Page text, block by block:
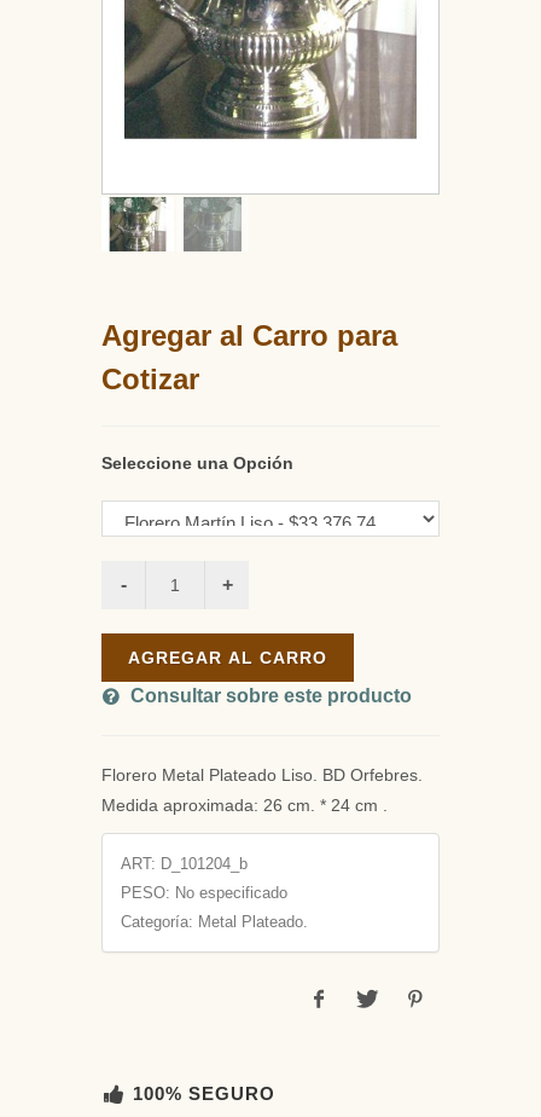
Agregar al Carro para
Cotizar
Seleccione una Opción
AGREGAR AL CARRO
Consultar sobre este producto
Florero Metal Plateado Liso. BD Orfebres.
Medida aproximada: 26 cm. * 24 cm .
ART: D_101204_b
PESO: No especificado
Categoría: Metal Plateado.
100% SEGURO